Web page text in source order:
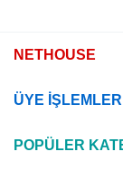
NETHOUSE
ÜYE İŞLEMLERİ
POPÜLER